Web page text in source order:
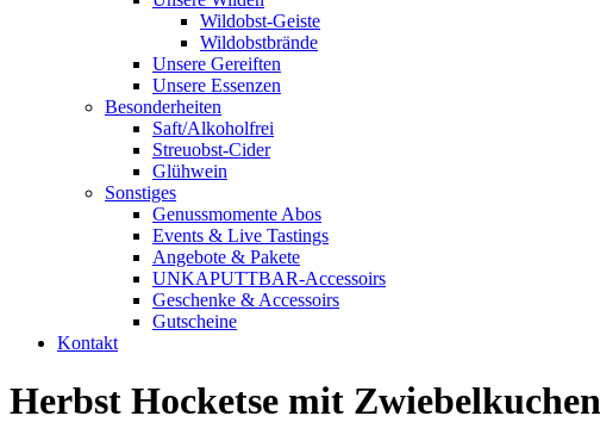
Wildobst-Geiste
Wildobstbrände
Unsere Gereiften
Unsere Essenzen
Besonderheiten
Saft/Alkoholfrei
Streuobst-Cider
Glühwein
Sonstiges
Genussmomente Abos
Events & Live Tastings
Angebote & Pakete
UNKAPUTTBAR-Accessoirs
Geschenke & Accessoirs
Gutscheine
Kontakt
Herbst Hocketse mit